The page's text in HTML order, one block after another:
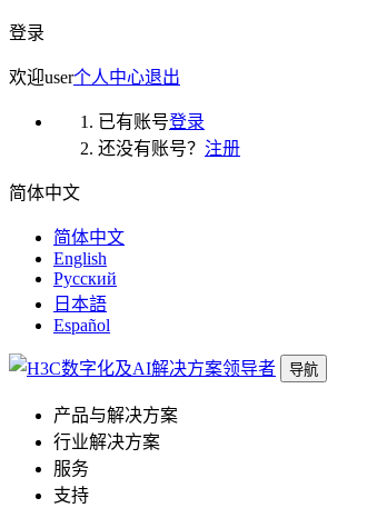
登录
欢迎user个人中心退出
已有账号登录
还没有账号？ 注册
简体中文
简体中文
English
Русский
日本語
Español
导航
产品与解决方案
行业解决方案
服务
支持